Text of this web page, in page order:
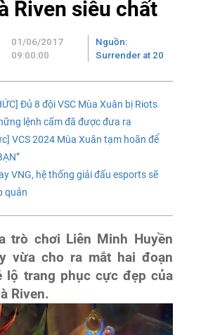
Riven siêu chất
01/06/2017
09:00:00
Nguồn:
Surrender at 20
Đủ 8 đội VSC Mùa Xuân bị Riots
lệnh cấm đã được đưa ra
VCS 2024 Mùa Xuân tạm hoãn để
VNG, hệ thống giải đấu esports sẽ
quản
trò chơi Liên Minh Huyền
vừa cho ra mắt hai đoạn
lộ trang phục cực đẹp của
Riven.